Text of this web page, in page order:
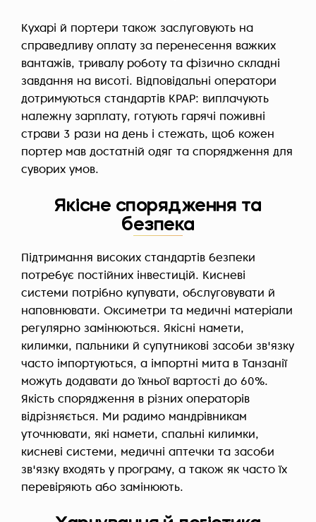
Кухарі й портери також заслуговують на
справедливу оплату за перенесення важких
вантажів, тривалу роботу та фізично складні
завдання на висоті. Відповідальні оператори
дотримуються стандартів KPAP: виплачують
належну зарплату, готують гарячі поживні
страви 3 рази на день і стежать, щоб кожен
портер мав достатній одяг та спорядження для
суворих умов.
Якісне спорядження та
безпека
Підтримання високих стандартів безпеки
потребує постійних інвестицій. Кисневі
системи потрібно купувати, обслуговувати й
наповнювати. Оксиметри та медичні матеріали
регулярно замінюються. Якісні намети,
килимки, пальники й супутникові засоби зв'язку
часто імпортуються, а імпортні мита в Танзанії
можуть додавати до їхньої вартості до 60%.
Якість спорядження в різних операторів
відрізняється. Ми радимо мандрівникам
уточнювати, які намети, спальні килимки,
кисневі системи, медичні аптечки та засоби
зв'язку входять у програму, а також як часто їх
перевіряють або замінюють.